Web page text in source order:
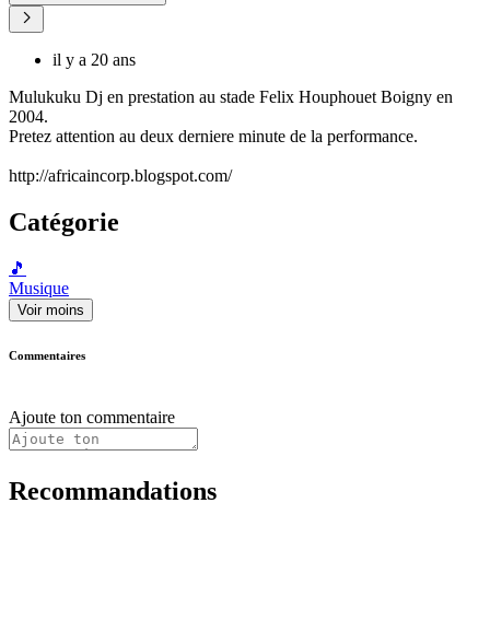
il y a 20 ans
Mulukuku Dj en prestation au stade Felix Houphouet Boigny en
2004.
Pretez attention au deux derniere minute de la performance.
http://africaincorp.blogspot.com/
Catégorie
🎵
Musique
Voir moins
Commentaires
Ajoute ton commentaire
Recommandations